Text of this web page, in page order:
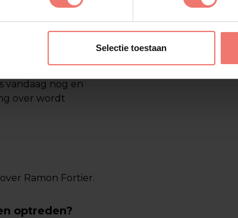
Selectie toestaan
optreden op maat?
dat past bij
vandaag nog en
over wordt
Ramon Fortier.
optreden?